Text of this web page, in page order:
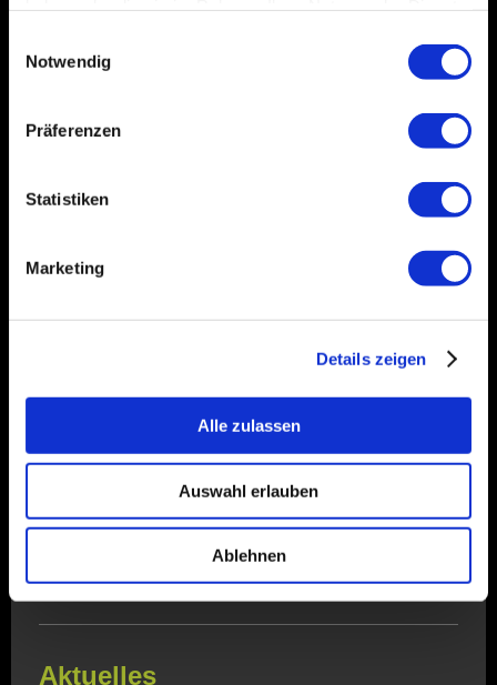
Notwendig
Präferenzen
Statistiken
Marketing
Details zeigen
Alle zulassen
Auswahl erlauben
Ablehnen
Aktuelles